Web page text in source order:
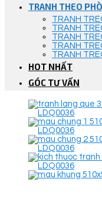
TRANH THEO
TRANH
TRANH
TRANH
TRANH
TRANH
HOT NHẤT
GÓC TƯ VẤN